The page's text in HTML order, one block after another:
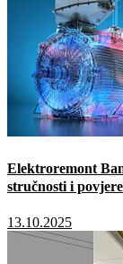
Elektroremont
stručnosti i
13.10.2025